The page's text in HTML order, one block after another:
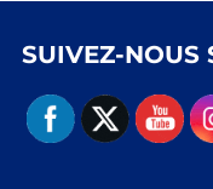
SUIVEZ-NOUS